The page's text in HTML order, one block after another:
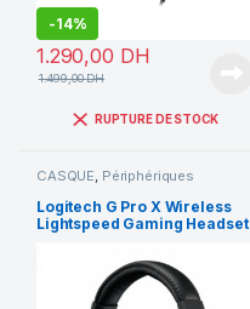
-14%
1.290,00 DH
1.499,00DH
RUPTURE DE STOCK
CASQUE, Périphériques
Logitech G Pro X Wireless
Lightspeed Gaming Headset